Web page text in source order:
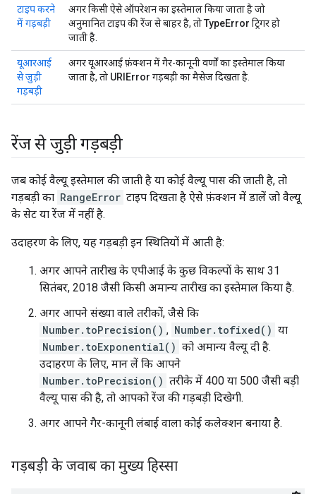
टाइप करने
में गड़बड़ी
अगर किसी ऐसे ऑपरेशन का इस्तेमाल किया जाता है जो
अनुमानित टाइप की रेंज से बाहर है, तोTypeError ट्रिगर हो
जाती है.
यूआरआई
से जुड़ी
गड़बड़ी
अगर यूआरआई फ़ंक्शन में गैर-कानूनी वर्णों का इस्तेमाल किया
जाता है, तो URIError गड़बड़ी का मैसेज दिखता है.
रेंज से जुड़ी गड़बड़ी
जब कोई वैल्यू इस्तेमाल की जाती है या कोई वैल्यू पास की जाती है, तो
गड़बड़ी का RangeError टाइप दिखता है ऐसे फ़ंक्शन में डालें जो वैल्यू
के सेट या रेंज में नहीं है.
उदाहरण के लिए, यह गड़बड़ी इन स्थितियों में आती है:
अगर आपने तारीख के एपीआई के कुछ विकल्पों के साथ 31
सितंबर, 2018 जैसी किसी अमान्य तारीख का इस्तेमाल किया है.
अगर आपने संख्या वाले तरीकों, जैसे कि
Number.toPrecision() , Number.tofixed() या
Number.toExponential() को अमान्य वैल्यू दी है.
उदाहरण के लिए, मान लें कि आपने
Number.toPrecision() तरीके में 400 या 500 जैसी बड़ी
वैल्यू पास की है, तो आपको रेंज की गड़बड़ी दिखेगी.
अगर आपने गैर-कानूनी लंबाई वाला कोई कलेक्शन बनाया है.
गड़बड़ी के जवाब का मुख्य हिस्सा